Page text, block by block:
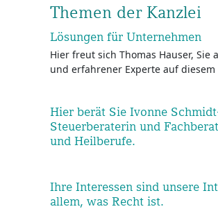
Themen der Kanzlei
Lösungen für Unternehmen
Hier freut sich Thomas Hauser, Sie
und erfahrener Experte auf
Hier berät Sie Ivonne
Steuerberaterin und
und Heilberufe.
Ihre Interessen sind unsere
allem, was Recht ist.